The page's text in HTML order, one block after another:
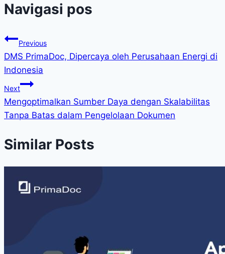
Navigasi pos
Previous
DMS PrimaDoc, Dipercaya oleh Perusahaan Energi di
Indonesia
Next
Mengoptimalkan Sumber Daya dengan Skalabilitas
Tanpa Batas dalam Pengelolaan Dokumen
Similar Posts